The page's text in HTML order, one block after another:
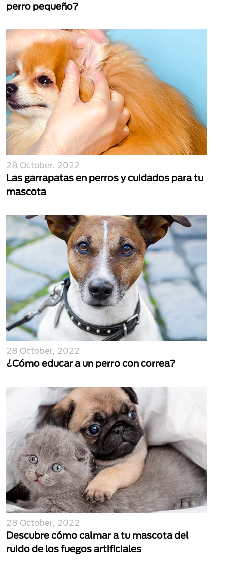
perro pequeño?
28 October, 2022
Las garrapatas en perros y cuidados para tu
mascota
28 October, 2022
¿Cómo educar a un perro con correa?
28 October, 2022
Descubre cómo calmar a tu mascota del
ruido de los fuegos artificiales